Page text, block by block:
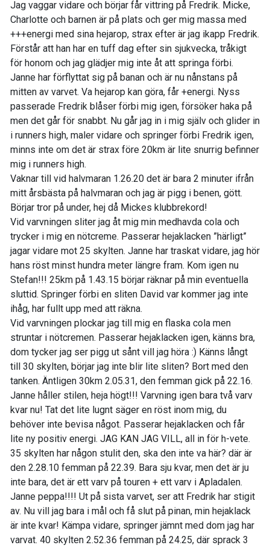
Jag vaggar vidare och börjar får vittring på Fredrik. Micke,
Charlotte och barnen är på plats och ger mig massa med
+++energi med sina hejarop, strax efter är jag ikapp Fredrik.
Förstår att han har en tuff dag efter sin sjukvecka, tråkigt
för honom och jag glädjer mig inte åt att springa förbi.
Janne har förflyttat sig på banan och är nu nånstans på
mitten av varvet. Va hejarop kan göra, får +energi. Nyss
passerade Fredrik blåser förbi mig igen, försöker haka på
men det går för snabbt. Nu går jag in i mig själv och glider in
i runners high, maler vidare och springer förbi Fredrik igen,
minns inte om det är strax före 20km är lite snurrig befinner
mig i runners high.
Vaknar till vid halvmaran 1.26.20 det är bara 2 minuter ifrån
mitt årsbästa på halvmaran och jag är pigg i benen, gött.
Börjar tror på under, hej då Mickes klubbrekord!
Vid varvningen sliter jag åt mig min medhavda cola och
trycker i mig en nötcreme. Passerar hejaklacken ”härligt”
jagar vidare mot 25 skylten. Janne har traskat vidare, jag hör
hans röst minst hundra meter längre fram. Kom igen nu
Stefan!!! 25km på 1.43.15 börjar räknar på min eventuella
sluttid. Springer förbi en sliten David var kommer jag inte
ihåg, har fullt upp med att räkna.
Vid varvningen plockar jag till mig en flaska cola men
struntar i nötcremen. Passerar hejaklacken igen, känns bra,
dom tycker jag ser pigg ut sånt vill jag höra :) Känns långt
till 30 skylten, börjar jag inte blir lite sliten? Bort med den
tanken. Äntligen 30km 2.05.31, den femman gick på 22.16.
Janne håller stilen, heja högt!!! Varvning igen bara två varv
kvar nu! Tat det lite lugnt säger en röst inom mig, du
behöver inte bevisa något. Passerar hejaklacken och får
lite ny positiv energi. JAG KAN JAG VILL, all in för h-vete.
35 skylten har någon stulit den, ska den inte va här? där är
den 2.28.10 femman på 22.39. Bara sju kvar, men det är ju
inte bara, det är ett varv på touren + ett varv i Apladalen.
Janne peppa!!!! Ut på sista varvet, ser att Fredrik har stigit
av. Nu vill jag bara i mål och få slut på pinan, min hejaklack
är inte kvar! Kämpa vidare, springer jämnt med dom jag har
varvat. 40 skylten 2.52.36 femman på 24.25, där sprack 3